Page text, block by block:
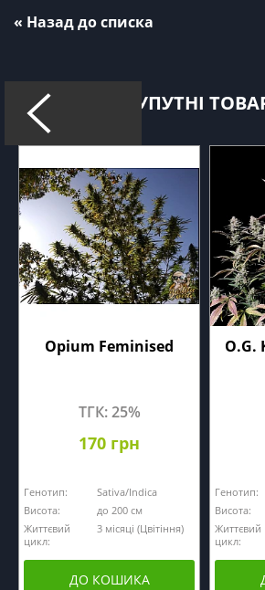
« Назад до списка
СУПУТНІ
Opium Feminised
ТГК: 25%
170 грн
Генотип:
Sativa/Indica
Висота:
до 200 см
Життєвий
цикл:
3 місяці (Цвітіння)
ДО КОШИКА
O.G.
Генотип:
Висота:
Життєвий
цикл: